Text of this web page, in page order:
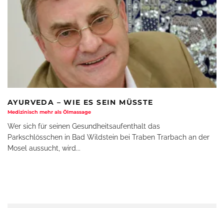
AYURVEDA – WIE ES SEIN MÜSSTE
Medizinisch mehr als Ölmassage
Wer sich für seinen Gesundheitsaufenthalt das
Parkschlösschen in Bad Wildstein bei Traben Trarbach an der
Mosel aussucht, wird...